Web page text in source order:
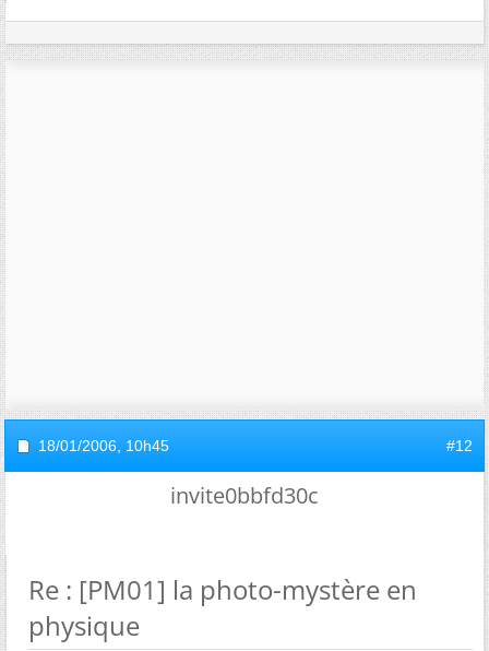
18/01/2006, 10h45 #12
invite0bbfd30c
Re : [PM01] la photo-mystère en
physique